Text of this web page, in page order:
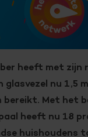
heeft met zijn
glasvezel nu 1,5
bereikt. Met het
heeft nu 18
huishoudens